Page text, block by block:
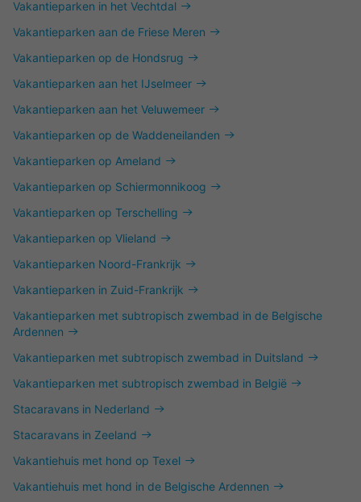
Vakantieparken in het Vechtdal
Vakantieparken aan de Friese Meren
Vakantieparken op de Hondsrug
Vakantieparken aan het IJselmeer
Vakantieparken aan het Veluwemeer
Vakantieparken op de Waddeneilanden
Vakantieparken op Ameland
Vakantieparken op Schiermonnikoog
Vakantieparken op Terschelling
Vakantieparken op Vlieland
Vakantieparken Noord-Frankrijk
Vakantieparken in Zuid-Frankrijk
Vakantieparken met subtropisch zwembad in de Belgische
Ardennen
Vakantieparken met subtropisch zwembad in Duitsland
Vakantieparken met subtropisch zwembad in België
Stacaravans in Nederland
Stacaravans in Zeeland
Vakantiehuis met hond op Texel
Vakantiehuis met hond in de Belgische Ardennen